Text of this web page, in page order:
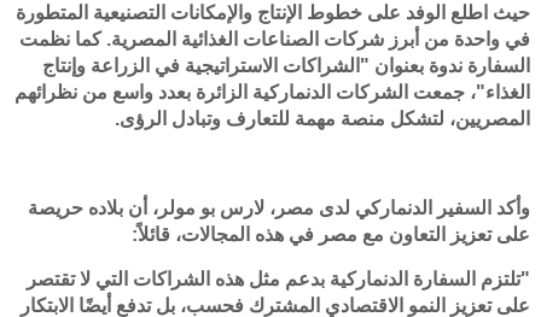
حيث اطلع الوفد على خطوط الإنتاج والإمكانات التصنيعية المتطورة
في واحدة من أبرز شركات الصناعات الغذائية المصرية. كما نظمت
السفارة ندوة بعنوان "الشراكات الاستراتيجية في الزراعة وإنتاج
الغذاء"، جمعت الشركات الدنماركية الزائرة بعدد واسع من نظرائهم
المصريين، لتشكل منصة مهمة للتعارف وتبادل الرؤى.
وأكد السفير الدنماركي لدى مصر، لارس بو مولر، أن بلاده حريصة
على تعزيز التعاون مع مصر في هذه المجالات، قائلاً:
"تلتزم السفارة الدنماركية بدعم مثل هذه الشراكات التي لا تقتصر
على تعزيز النمو الاقتصادي المشترك فحسب، بل تدفع أيضًا الابتكار